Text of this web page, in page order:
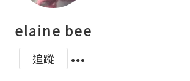
elaine bee
追蹤